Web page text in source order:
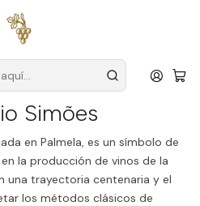
superiores a
Horacio Simões
Simões
en Palmela, es un símbolo de
la producción de vinos de la
una trayectoria centenaria y el
los métodos clásicos de